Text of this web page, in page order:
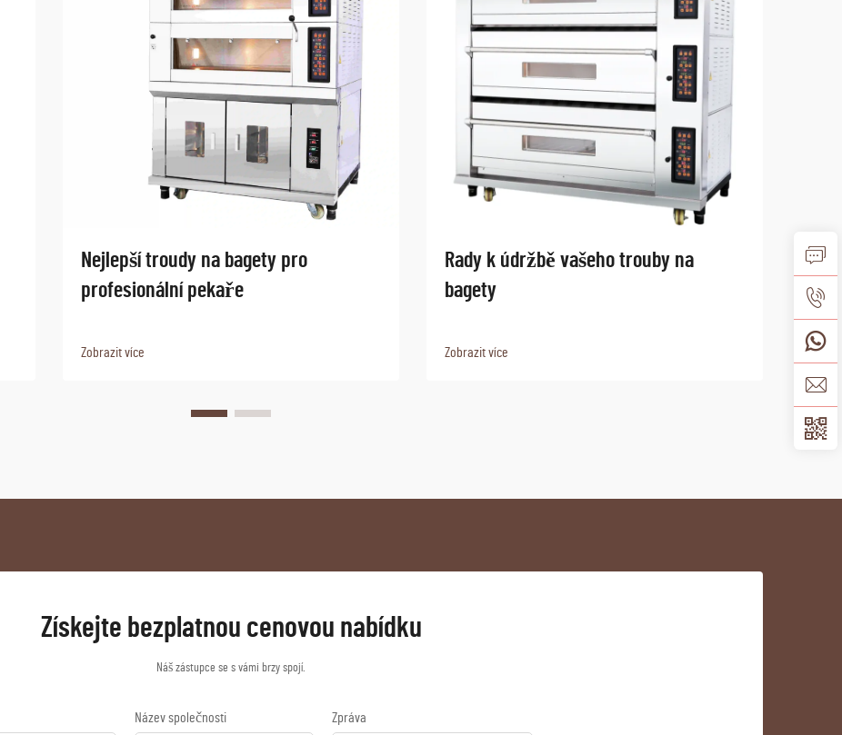
Nejlepší troudy na bagety pro
profesionální pekaře
Zobrazit více
Rady k údržbě vašeho trouby na
bagety
Zobrazit více
Získejte bezplatnou cenovou nabídku
Náš zástupce se s vámi brzy spojí.
Název společnosti Zpráva